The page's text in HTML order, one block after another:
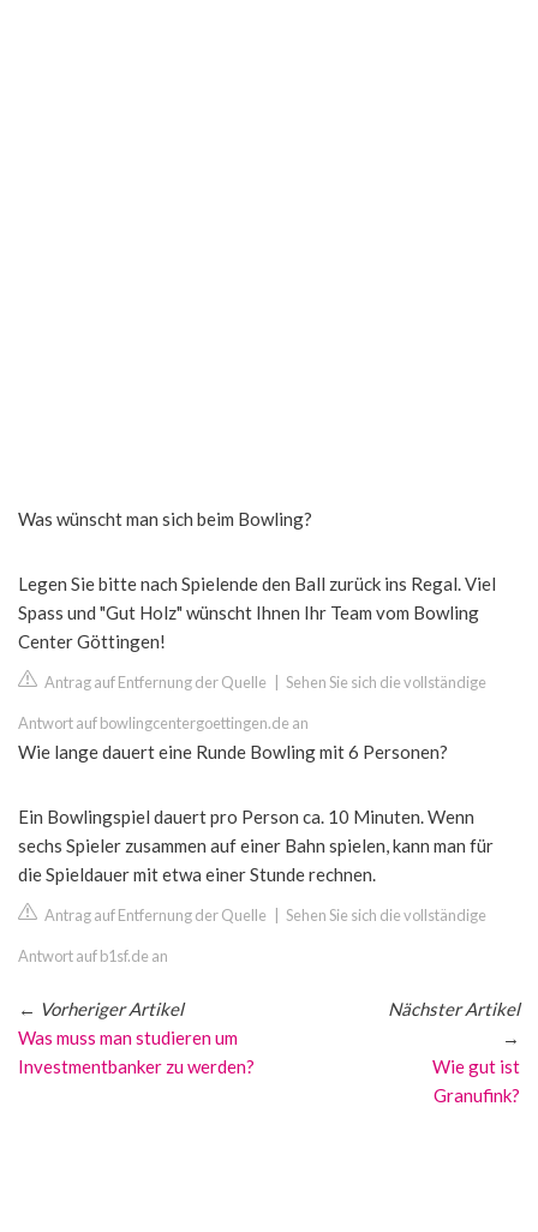
Was wünscht man sich beim Bowling?
Legen Sie bitte nach Spielende den Ball zurück ins Regal. Viel
Spass und "Gut Holz" wünscht Ihnen Ihr Team vom Bowling
Center Göttingen!
Antrag auf Entfernung der Quelle Sehen Sie sich die vollständige
Antwort auf bowlingcentergoettingen.de an
Wie lange dauert eine Runde Bowling mit 6 Personen?
Ein Bowlingspiel dauert pro Person ca. 10 Minuten. Wenn
sechs Spieler zusammen auf einer Bahn spielen, kann man für
die Spieldauer mit etwa einer Stunde rechnen.
Antrag auf Entfernung der Quelle Sehen Sie sich die vollständige
Antwort auf b1sf.de an
← Vorheriger Artikel
Was muss man studieren um
Investmentbanker zu werden?
Nächster Artikel
→
Wie gut ist
Granufink?